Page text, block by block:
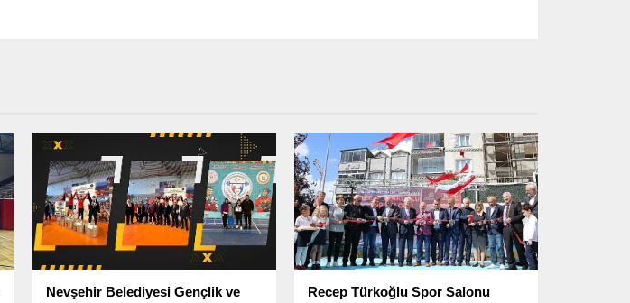
Nevşehir Belediyesi Gençlik ve
Recep Türkoğlu Spor Salonu